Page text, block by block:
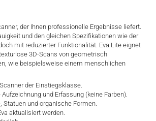
der Ihnen professionelle Ergebnisse liefert.
und den gleichen Spezifikationen wie der
mit reduzierter Funktionalität. Eva Lite eignet
3D-Scans von geometrisch
wie beispielsweise einem menschlichen
der Einstiegsklasse.
und Erfassung (keine Farben).
Statuen und organische Formen.
aktualisiert werden.